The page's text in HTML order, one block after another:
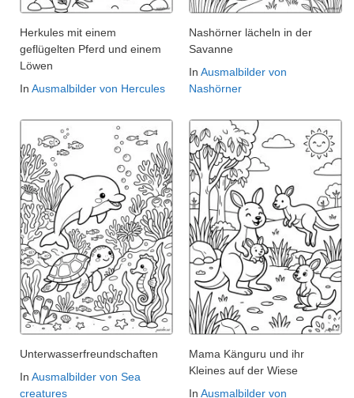
Herkules mit einem
geflügelten Pferd und einem
Löwen
In Ausmalbilder von Hercules
Nashörner lächeln in der
Savanne
In Ausmalbilder von
Nashörner
Unterwasserfreundschaften
In Ausmalbilder von Sea
creatures
Mama Känguru und ihr
Kleines auf der Wiese
In Ausmalbilder von